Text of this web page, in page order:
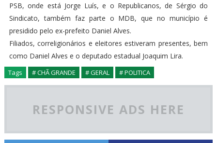
PSB, onde está Jorge Luís, e o Republicanos, de Sérgio do
Sindicato, também faz parte o MDB, que no município é
presidido pelo ex-prefeito Daniel Alves.
Filiados, correligionários e eleitores estiveram presentes, bem
como Daniel Alves e o deputado estadual Joaquim Lira.
Tags # CHÃ GRANDE # GERAL # POLITICA
RESPONSIVE ADS HERE